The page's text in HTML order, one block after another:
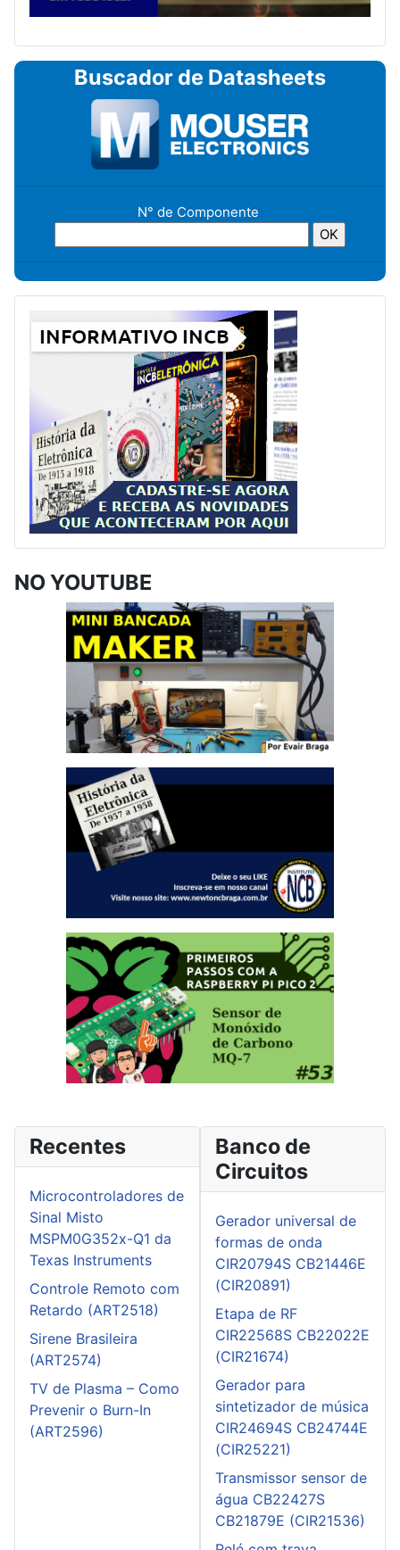
Buscador de Datasheets
N° de Componente
NO YOUTUBE
Recentes
Microcontroladores de
Sinal Misto
MSPM0G352x-Q1 da
Texas Instruments
Controle Remoto com
Retardo (ART2518)
Sirene Brasileira
(ART2574)
TV de Plasma – Como
Prevenir o Burn-In
(ART2596)
Banco de
Circuitos
Gerador universal de
formas de onda
CIR20794S CB21446E
(CIR20891)
Etapa de RF
CIR22568S CB22022E
(CIR21674)
Gerador para
sintetizador de música
CIR24694S CB24744E
(CIR25221)
Transmissor sensor de
água CB22427S
CB21879E (CIR21536)